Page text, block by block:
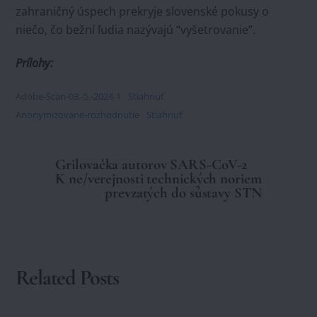
zahraničný úspech prekryje slovenské pokusy o
niečo, čo bežní ľudia nazývajú “vyšetrovanie”.
Prílohy:
Adobe-Scan-03.-5.-2024-1
Stiahnuť
Anonymizovane-rozhodnutie
Stiahnuť
Grilovačka autorov SARS-CoV-2
K ne/verejnosti technických noriem
prevzatých do sústavy STN
Related Posts